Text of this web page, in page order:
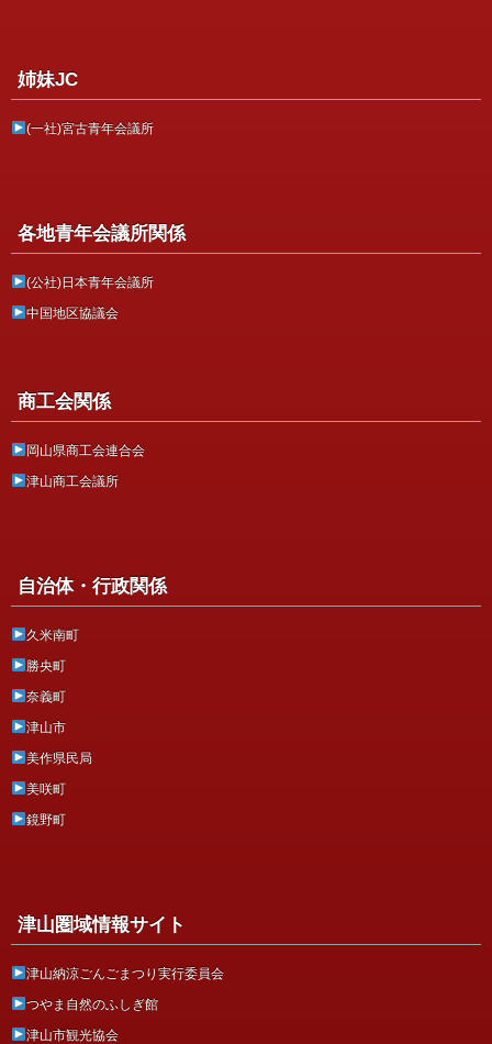
姉妹JC
(一社)宮古青年会議所
各地青年会議所関係
(公社)日本青年会議所
中国地区協議会
商工会関係
岡山県商工会連合会
津山商工会議所
自治体・行政関係
久米南町
勝央町
奈義町
津山市
美作県民局
美咲町
鏡野町
津山圏域情報サイト
津山納涼ごんごまつり実行委員会
つやま自然のふしぎ館
津山市観光協会